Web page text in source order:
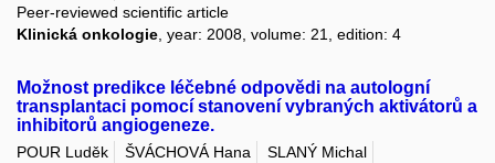
Peer-reviewed scientific article
Klinická onkologie , year: 2008, volume: 21, edition: 4
Možnost predikce léčebné odpovědi na autologní
transplantaci pomocí stanovení vybraných aktivátorů a
inhibitorů angiogeneze.
POUR Luděk ŠVÁCHOVÁ Hana
SLANÝ Michal